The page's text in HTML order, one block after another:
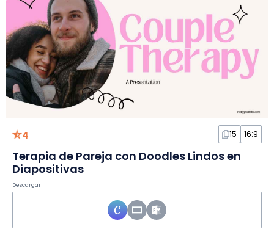
4 15 16:9
Terapia de Pareja con Doodles Lindos en
Diapositivas
Descargar